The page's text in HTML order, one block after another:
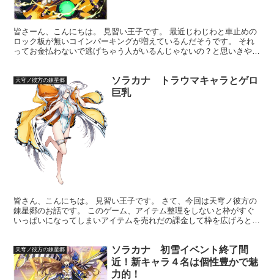
皆さーん、こんにちは。 見習い王子です。 最近じわじわと車止めの
ロック板が無いコインパーキングが増えているんだそうです。 それ
ってお金払わないで逃げちゃう人がいるんじゃないの？と思いきや、
天穹ノ彼方の錬星郷
ソラカナ トラウマキャラとゲロ
巨乳
皆さん、こんにちは。 見習い王子です。 さて、今回は天穹ノ彼方の
錬星郷のお話です。 このゲーム、アイテム整理をしないと枠がすぐ
いっぱいになってしまいアイテムを売れだの課金して枠を広げろとい
天穹ノ彼方の錬星郷
ソラカナ 初雪イベント終了間
近！新キャラ４名は個性豊かで魅
力的！